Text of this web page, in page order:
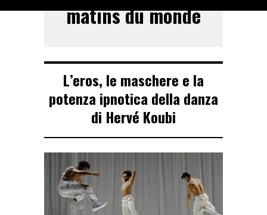
matins du monde
L’eros, le maschere e la
potenza ipnotica della danza
di Hervé Koubi